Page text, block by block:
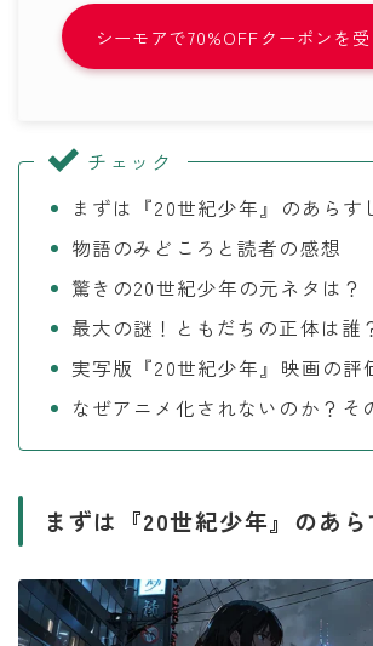
シーモアで70%OFFクーポンを受
チェック
まずは『20世紀少年』のあらす
物語のみどころと読者の感想
驚きの20世紀少年の元ネタは？
最大の謎！ともだちの正体は誰
実写版『20世紀少年』映画の評
なぜアニメ化されないのか？そ
まずは『20世紀少年』のあ